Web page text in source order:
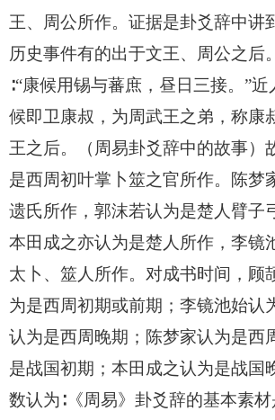
王、周公所作。证据是卦爻辞中讲
历史事件有的出于文王、周公之后
∶“康候用锡与蕃庶，昼日三接。”
候即卫康叔，为周武王之弟，称康
王之后。（周易卦爻辞中的故事）
是西周初叶掌卜筮之官所作。陈梦
遗氏所作，郭沫若认为是楚人臂子
本田成之亦认为是楚人所作，李镜
太卜、筮人所作。对成书时间，顾
为是西周初期或前期；李镜池始认
认为是西周晚期；陈梦家认为是西
是战国初期；本田成之认为是战国
数认为∶《周易》卦爻辞的基本素